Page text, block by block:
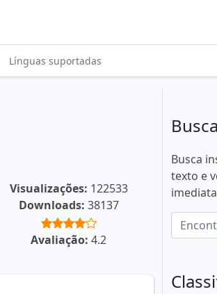
Línguas suportadas
Visualizações: 122533
Downloads: 38137
Avaliação: 4.2
Busca
Busca
texto e